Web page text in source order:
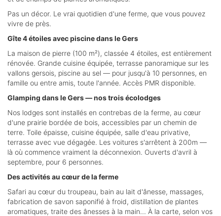
Pas un décor. Le vrai quotidien d'une ferme, que vous pouvez
vivre de près.
Gîte 4 étoiles avec piscine dans le Gers
La maison de pierre (100 m²), classée 4 étoiles, est entièrement
rénovée. Grande cuisine équipée, terrasse panoramique sur les
vallons gersois, piscine au sel — pour jusqu'à 10 personnes, en
famille ou entre amis, toute l'année. Accès PMR disponible.
Glamping dans le Gers — nos trois écolodges
Nos lodges sont installés en contrebas de la ferme, au cœur
d'une prairie bordée de bois, accessibles par un chemin de
terre. Toile épaisse, cuisine équipée, salle d'eau privative,
terrasse avec vue dégagée. Les voitures s'arrêtent à 200m —
là où commence vraiment la déconnexion. Ouverts d'avril à
septembre, pour 6 personnes.
Des activités au cœur de la ferme
Safari au cœur du troupeau, bain au lait d'ânesse, massages,
fabrication de savon saponifié à froid, distillation de plantes
aromatiques, traite des ânesses à la main... À la carte, selon vos